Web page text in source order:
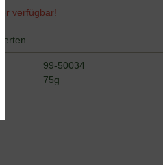
verfügbar!
99-50034
75g